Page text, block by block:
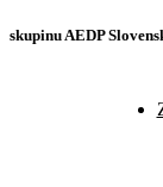
skupinu AEDP